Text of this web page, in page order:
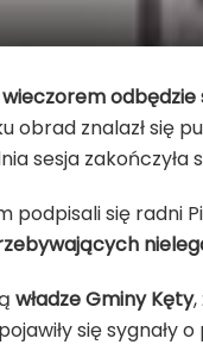
obrad znalazł się
sesja
się radni
władze Gminy Kęty
się sygnały